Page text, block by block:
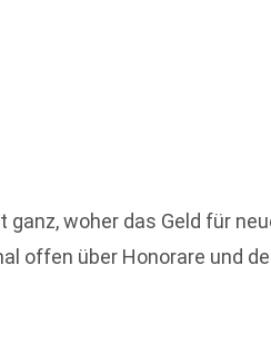
woher das Geld für
offen über Honorare und